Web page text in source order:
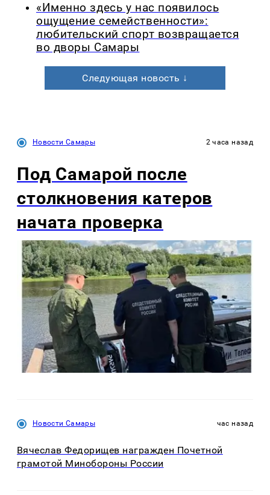
«Именно здесь у нас появилось
ощущение семейственности»:
любительский спорт возвращается
во дворы Самары
Следующая новость ↓
Новости Самары 2 часа назад
Под Самарой после
столкновения катеров
начата проверка
Новости Самары час назад
Вячеслав Федорищев награжден Почетной
грамотой Минобороны России